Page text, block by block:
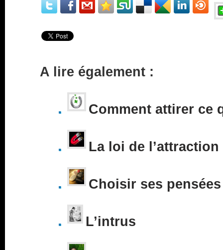
A lire également :
Comment attirer ce
La loi de l’attraction
Choisir ses pensées
L’intrus